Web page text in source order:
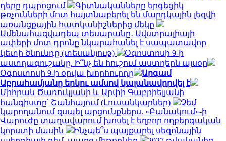
դերը դպրոցում
Գիտնականները երգեցիկ
թռչունների մոտ հայտնաբերել են մարդկային լեզվի
առանցքային հատկանիշներից մեկը
Ամենահազվադեպ տեսարանը․ Ավստրալիայի
ափերի մոտ դրոնը նկարահանել է սապատավոր
կետի ծնունդը (տեսանյութ)
Օգոստոսի 9-ի
աստղագուշակը. Ի՞նչ են հուշում աստղերն այսօր
Օգոստոսի 9-ի օրվա խորհուրդը
Արգամ
Աբրահամյանը երկու ամսով կալանավորվել է
Միհրան Ծառուկյանի և Արփի Գաբրիելյանի
հանգիստը՝ Շանհայում (Լուսանկարներ)
Չեմ
կարողանում զսպել արցունքներս. «Բանակում»-ի
Վարուժը տաղավարում խոսել է եղբոր ողբերգական
կորստի մասին
Ինչպե՞ս պայքարել սեզոնային